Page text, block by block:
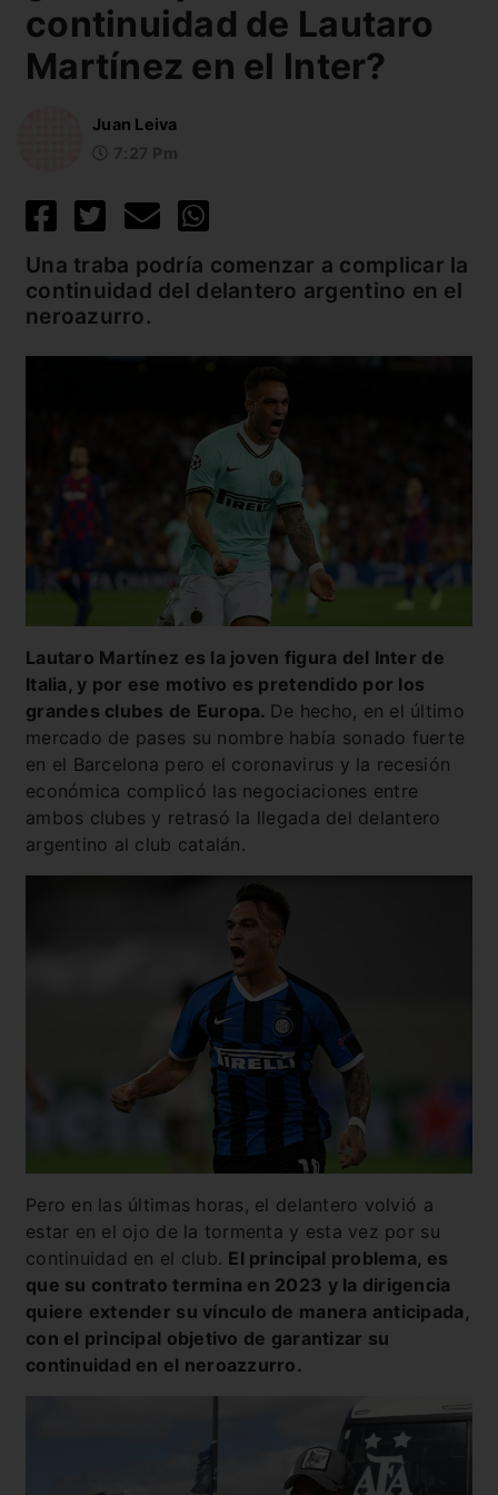
continuidad de Lautaro
Martínez en el Inter?
Juan Leiva
Una traba podría comenzar a complicar la
continuidad del delantero argentino en el
neroazurro.
Lautaro Martínez es la joven figura del Inter de
Italia, y por ese motivo es pretendido por los
grandes clubes de Europa. De hecho, en el último
mercado de pases su nombre había sonado fuerte
en el Barcelona pero el coronavirus y la recesión
económica complicó las negociaciones entre
ambos clubes y retrasó la llegada del delantero
argentino al club catalán.
Pero en las últimas horas, el delantero volvió a
estar en el ojo de la tormenta y esta vez por su
continuidad en el club. El principal problema, es
que su contrato termina en 2023 y la dirigencia
quiere extender su vínculo de manera anticipada,
con el principal objetivo de garantizar su
continuidad en el neroazzurro.